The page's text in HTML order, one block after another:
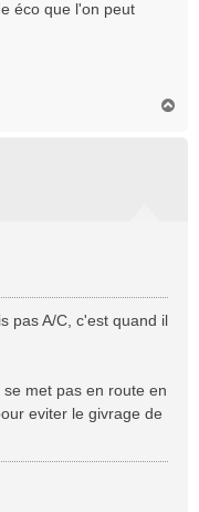
éco que l'on peut
pas A/C, c'est quand il
met pas en route en
eviter le givrage de